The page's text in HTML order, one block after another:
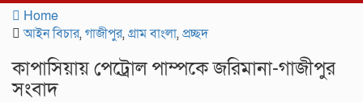
Home
আইন বিচার,গাজীপুর,গ্রাম বাংলা,প্রচ্ছদ
কাপাসিয়ায় পেট্রোল পাম্পকে জরিমানা-গাজীপুর
সংবাদ